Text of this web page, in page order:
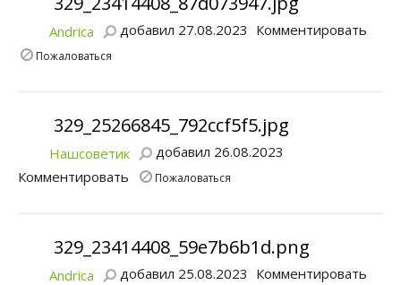
Andrica добавил 27.08.2023 Комментировать
Пожаловаться
329_25266845_792ccf5f5.jpg
Нашсоветик
добавил 26.08.2023
Комментировать
Пожаловаться
329_23414408_59e7b6b1d.png
Andrica добавил 25.08.2023 Комментировать